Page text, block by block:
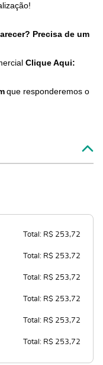
Precisa de um
Clique Aqui:
que responderemos o
Total: R$ 253,72
Total: R$ 253,72
Total: R$ 253,72
Total: R$ 253,72
Total: R$ 253,72
Total: R$ 253,72